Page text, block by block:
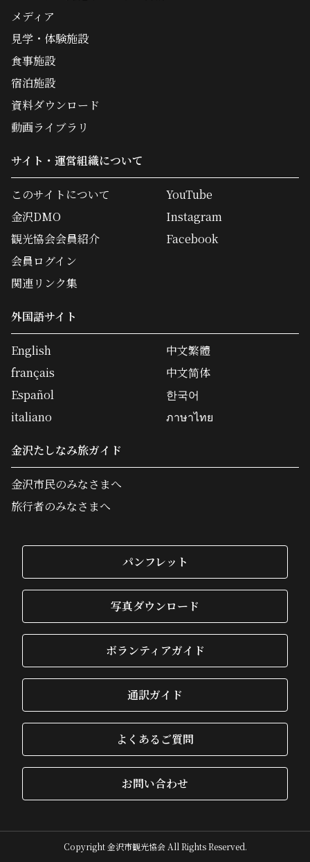
メディア
見学・体験施設
食事施設
宿泊施設
資料ダウンロード
動画ライブラリ
サイト・運営組織について
このサイトについて
金沢DMO
観光協会会員紹介
会員ログイン
関連リンク集
YouTube
Instagram
Facebook
外国語サイト
English
français
Español
italiano
中文繁體
中文简体
한국어
ภาษาไทย
金沢たしなみ旅ガイド
金沢市民のみなさまへ
旅行者のみなさまへ
パンフレット
写真ダウンロード
ボランティアガイド
通訳ガイド
よくあるご質問
お問い合わせ
Copyright 金沢市観光協会 All Rights Reserved.